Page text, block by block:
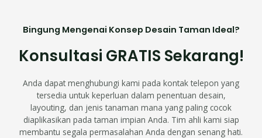
Bingung Mengenai Konsep Desain Taman Ideal?
Konsultasi GRATIS Sekarang!
Anda dapat menghubungi kami pada kontak telepon yang
tersedia untuk keperluan dalam penentuan desain,
layouting, dan jenis tanaman mana yang paling cocok
diaplikasikan pada taman impian Anda. Tim ahli kami siap
membantu segala permasalahan Anda dengan senang hati.